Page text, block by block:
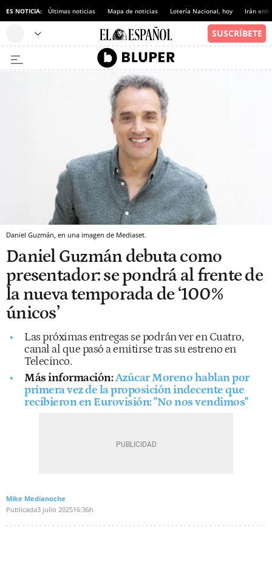
ES NOTICIA: Últimas noticias Mapa de noticias Lotería Nacional, hoy Irán
Daniel Guzmán, en una imagen de Mediaset.
Daniel Guzmán debuta como
presentador: se pondrá al frente de
la nueva temporada de ‘100%
únicos’
Las próximas entregas se podrán ver en Cuatro,
canal al que pasó a emitirse tras su estreno en
Telecinco.
Más información:Azúcar Moreno hablan por
primera vez de la proposición indecente que
recibieron en Eurovisión: "No nos vendimos"
Mike Medianoche
Publicada3 julio 202516:36h